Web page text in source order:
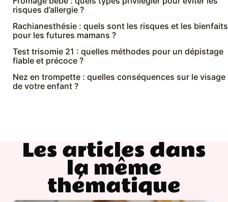
risques d’allergie ?
Rachianesthésie : quels sont les risques et les bienfaits
pour les futures mamans ?
Test trisomie 21 : quelles méthodes pour un dépistage
fiable et précoce ?
Nez en trompette : quelles conséquences sur le visage
de votre enfant ?
Les articles dans
la même
thématique